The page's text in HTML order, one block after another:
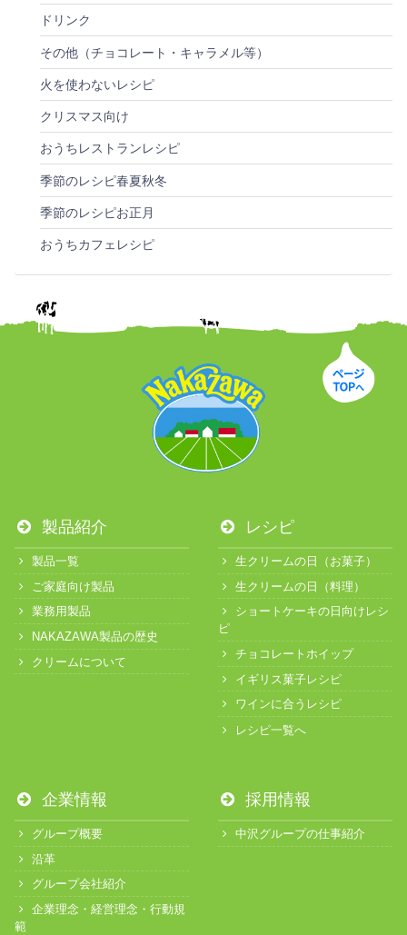
ドリンク
その他（チョコレート・キャラメル等）
火を使わないレシピ
クリスマス向け
おうちレストランレシピ
季節のレシピ春夏秋冬
季節のレシピお正月
おうちカフェレシピ
製品紹介
製品一覧
ご家庭向け製品
業務用製品
NAKAZAWA製品の歴史
クリームについて
レシピ
生クリームの日（お菓子）
生クリームの日（料理）
ショートケーキの日向けレシ
ピ
チョコレートホイップ
イギリス菓子レシピ
ワインに合うレシピ
レシピ一覧へ
企業情報
グループ概要
沿革
グループ会社紹介
企業理念・経営理念・行動規
範
採用情報
中沢グループの仕事紹介